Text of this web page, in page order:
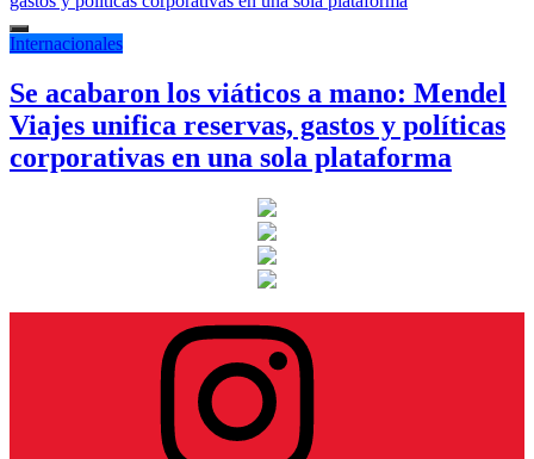
Internacionales
Se acabaron los viáticos a mano: Mendel
Viajes unifica reservas, gastos y políticas
corporativas en una sola plataforma